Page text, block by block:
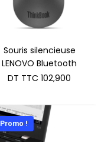
Souris silencieuse
LENOVO Bluetooth
DT TTC 102,900
Promo !